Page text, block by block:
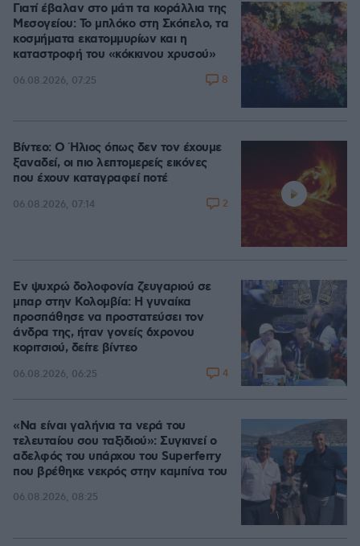
Γιατί έβαλαν στο μάτι τα κοράλλια της
Μεσογείου: Το μπλόκο στη Σκόπελο, τα
κοσμήματα εκατομμυρίων και η
καταστροφή του «κόκκινου χρυσού»
06.08.2026, 07:25 8
Βίντεο: Ο Ήλιος όπως δεν τον έχουμε
ξαναδεί, οι πιο λεπτομερείς εικόνες
που έχουν καταγραφεί ποτέ
06.08.2026, 07:14 2
Εν ψυχρώ δολοφονία ζευγαριού σε
μπαρ στην Κολομβία: Η γυναίκα
προσπάθησε να προστατεύσει τον
άνδρα της, ήταν γονείς 6χρονου
κοριτσιού, δείτε βίντεο
06.08.2026, 06:25 4
«Να είναι γαλήνια τα νερά του
τελευταίου σου ταξιδιού»: Συγκινεί ο
αδελφός του υπάρχου του Superferry
που βρέθηκε νεκρός στην καμπίνα του
06.08.2026, 08:25